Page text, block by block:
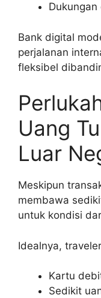
Bank digital
perjalanan
fleksibel
Uang
Luar
Meskipun
membawa
untuk kondisi
Idealnya,
Kartu
Sedikit